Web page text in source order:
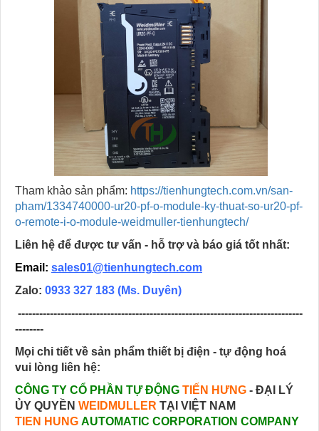
Tham khảo sản phẩm: https://tienhungtech.com.vn/san-
pham/1334740000-ur20-pf-o-module-ky-thuat-so-ur20-pf-
o-remote-i-o-module-weidmuller-tienhungtech/
Liên hệ để được tư vấn - hỗ trợ và báo giá tốt nhất:
Email: sales01@tienhungtech.com
Zalo: 0933 327 183 (Ms. Duyên)
--------------------------------------------------------------------------------
--------
Mọi chi tiết về sản phẩm thiết bị điện - tự động hoá
vui lòng liên hệ:
CÔNG TY CỔ PHẦN TỰ ĐỘNG TIẾN HƯNG - ĐẠI LÝ
ỦY QUYỀN WEIDMULLER TẠI VIỆT NAM
TIEN HUNG AUTOMATIC CORPORATION COMPANY